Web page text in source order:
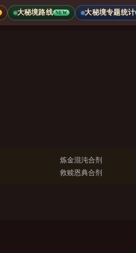
大秘境路线 NEW 大秘境专题统计
炼金混沌合剂
救赎恩典合剂